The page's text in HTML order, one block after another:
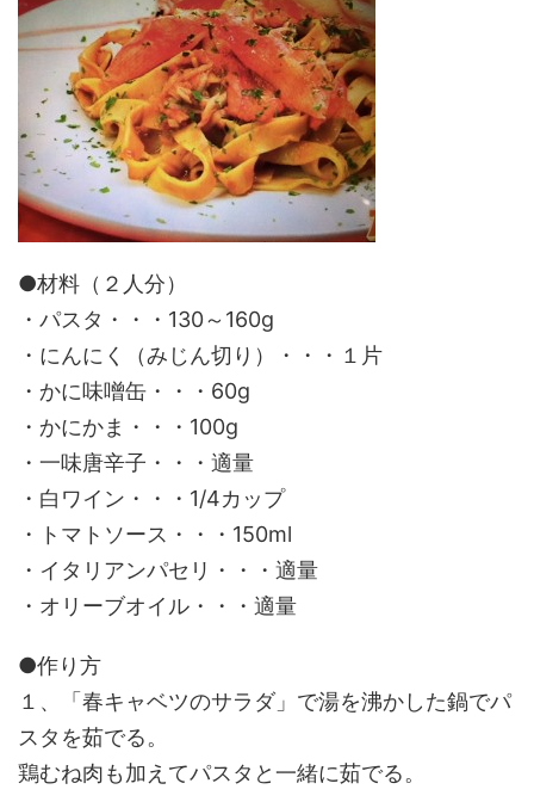
●材料（２人分）
・パスタ・・・130～160g
・にんにく（みじん切り）・・・１片
・かに味噌缶・・・60g
・かにかま・・・100g
・一味唐辛子・・・適量
・白ワイン・・・1/4カップ
・トマトソース・・・150ml
・イタリアンパセリ・・・適量
・オリーブオイル・・・適量
●作り方
１、「春キャベツのサラダ」で湯を沸かした鍋でパ
スタを茹でる。
鶏むね肉も加えてパスタと一緒に茹でる。